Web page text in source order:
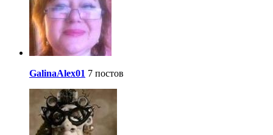
GalinaAlex01 7 постов